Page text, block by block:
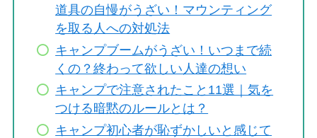
道具の自慢がうざい！マウンティング
を取る人への対処法
キャンプブームがうざい！いつまで続
くの？終わって欲しい人達の想い
キャンプで注意されたこと11選｜気を
つける暗黙のルールとは？
キャンプ初心者が恥ずかしいと感じて